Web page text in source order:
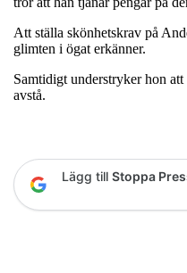
Att ställa skönhetskrav på
glimten i ögat erkänner.
Samtidigt understryker hon
avstå.
Lägg till Stoppa